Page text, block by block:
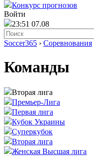
Конкурс прогнозов
Войти
23:51 07.08
Soccer365 › Соревнования
Команды
Вторая лига
Премьер-Лига
Первая лига
Кубок Украины
Суперкубок
Вторая лига
Женская Высшая лига